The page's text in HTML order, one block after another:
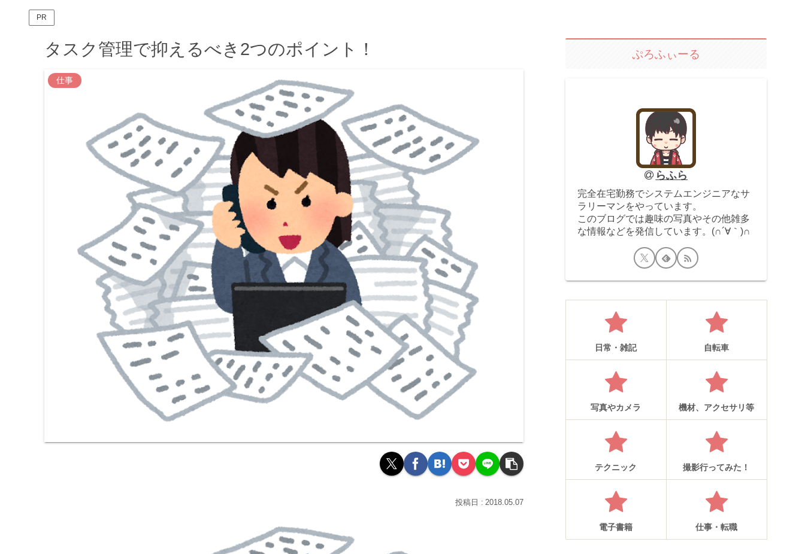
PR
タスク管理で抑えるべき2つのポイント！
仕事
2018.05.07
ぷろふぃーる
らふら
完全在宅勤務でシステムエンジニアなサ
ラリーマンをやっています。
このブログでは趣味の写真やその他雑多
な情報などを発信しています。(∩´∀｀)∩
日常・雑記 自転車
写真やカメラ 機材、アクセサリ等
テクニック 撮影行ってみた！
電子書籍 仕事・転職